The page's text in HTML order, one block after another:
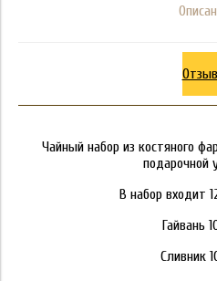
Чайный набор из костяного
подарочной
В набор входит
Гайвань
Сливник